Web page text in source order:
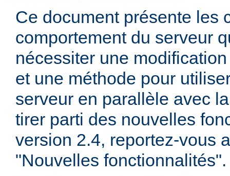
Ce document présente les
comportement du serveur
nécessiter une
et une méthode pour
serveur en parallèle avec
tirer parti des nouvelles
version 2.4, reportez-vous
"Nouvelles fonctionnalités".